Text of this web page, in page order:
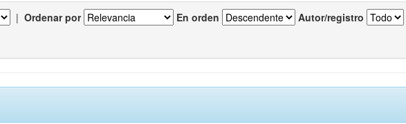
| Ordenar por En orden Autor/registro